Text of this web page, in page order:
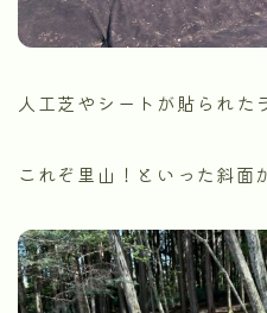
人工芝やシートが貼られた
これぞ里山！といった斜面